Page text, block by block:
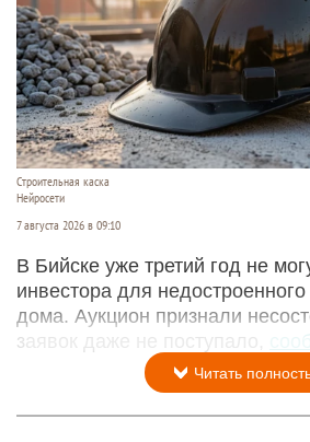
Строительная каска
Нейросети
7 августа 2026 в 09:10
В Бийске уже третий год не
инвестора для
дома. Аукцион признали
заявок даже не поступало,
Читать